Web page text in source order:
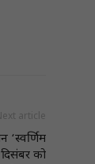
article
‘स्वर्णिम
को